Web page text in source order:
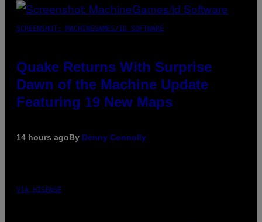
SCREENSHOT: MACHINEGAMES/ID SOFTWARE
Quake Returns With Surprise
Dawn of the Machine Update
Featuring 19 New Maps
14 hours agoBy Denny Connolly
VIA HISENSE